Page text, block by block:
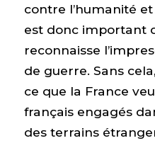
contre l’humanité
est donc important
reconnaisse
de guerre. Sans
ce que la France
français engagés
des terrains